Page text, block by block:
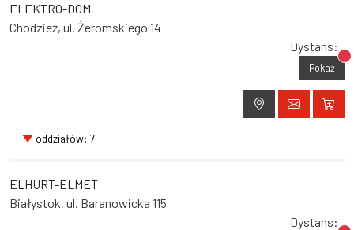
ELEKTRO-DOM
Chodzież, ul. Żeromskiego 14
Dystans:
Pokaż
oddziałów: 7
ELHURT-ELMET
Białystok, ul. Baranowicka 115
Dystans: